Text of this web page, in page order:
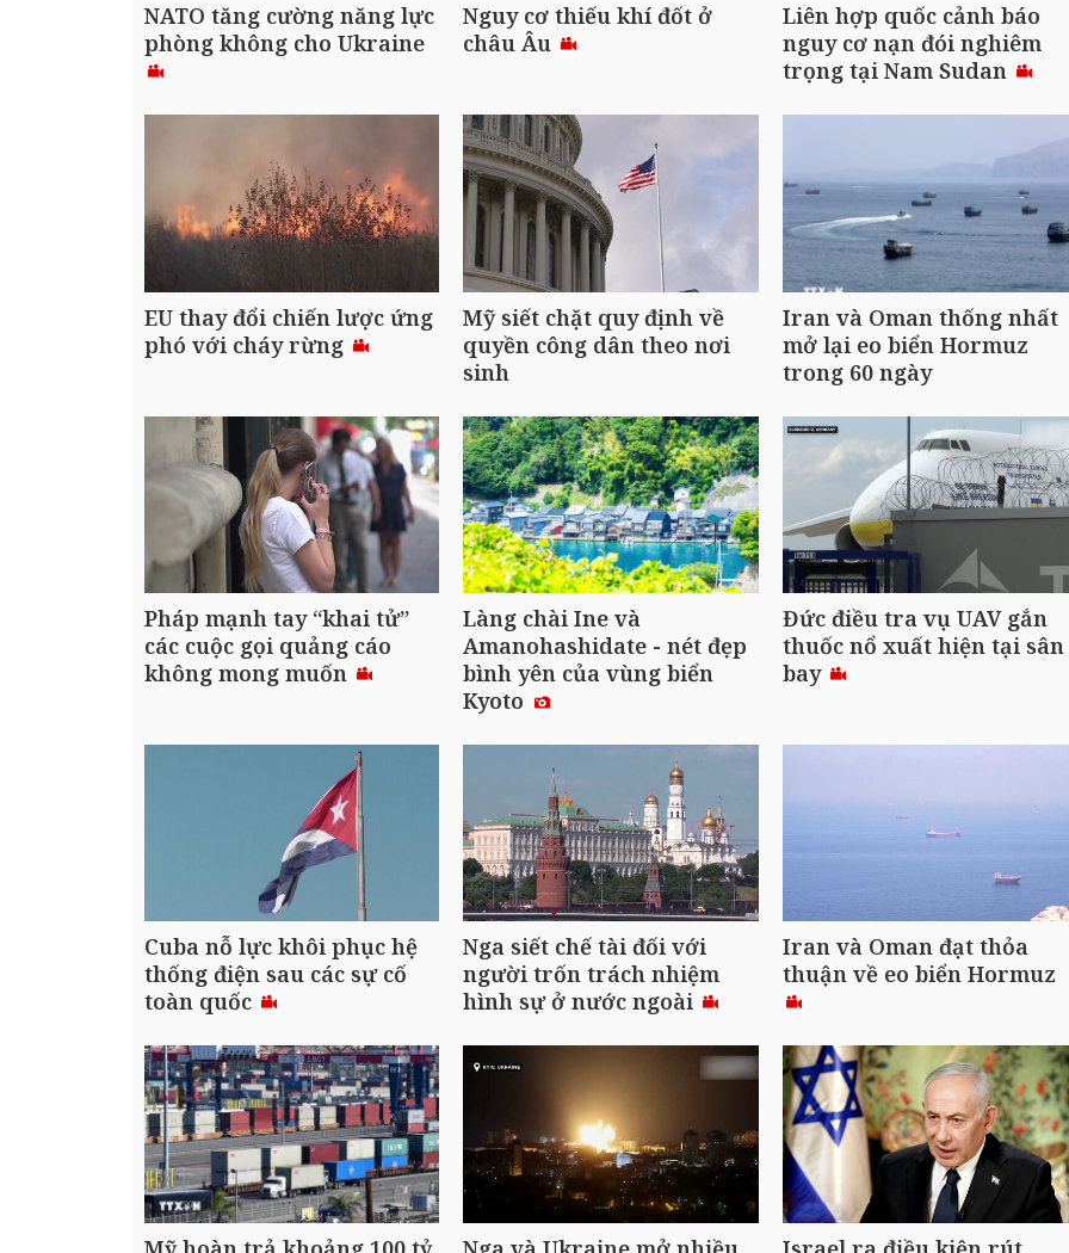
NATO tăng cường năng lực
phòng không cho Ukraine
Nguy cơ thiếu khí đốt ở
châu Âu
Liên hợp quốc cảnh báo
nguy cơ nạn đói nghiêm
trọng tại Nam Sudan
EU thay đổi chiến lược ứng
phó với cháy rừng
Mỹ siết chặt quy định về
quyền công dân theo nơi
sinh
Iran và Oman thống nhất
mở lại eo biển Hormuz
trong 60 ngày
Pháp mạnh tay “khai tử”
các cuộc gọi quảng cáo
không mong muốn
Làng chài Ine và
Amanohashidate - nét đẹp
bình yên của vùng biển
Kyoto
Đức điều tra vụ UAV gắn
thuốc nổ xuất hiện tại sân
bay
Cuba nỗ lực khôi phục hệ
thống điện sau các sự cố
toàn quốc
Nga siết chế tài đối với
người trốn trách nhiệm
hình sự ở nước ngoài
Iran và Oman đạt thỏa
thuận về eo biển Hormuz